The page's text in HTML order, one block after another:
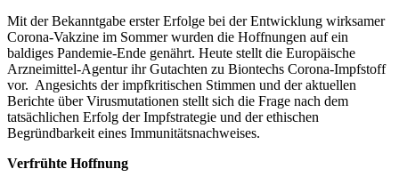
Mit der Bekanntgabe erster Erfolge bei der Entwicklung wirksamer
Corona-Vakzine im Sommer wurden die Hoffnungen auf ein
baldiges Pandemie-Ende genährt. Heute stellt die Europäische
Arzneimittel-Agentur ihr Gutachten zu Biontechs Corona-Impfstoff
vor. Angesichts der impfkritischen Stimmen und der aktuellen
Berichte über Virusmutationen stellt sich die Frage nach dem
tatsächlichen Erfolg der Impfstrategie und der ethischen
Begründbarkeit eines Immunitätsnachweises.
Verfrühte Hoffnung